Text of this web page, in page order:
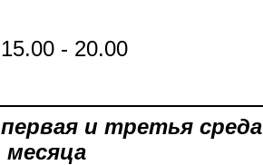
15.00 - 20.00
первая и третья среда
месяца